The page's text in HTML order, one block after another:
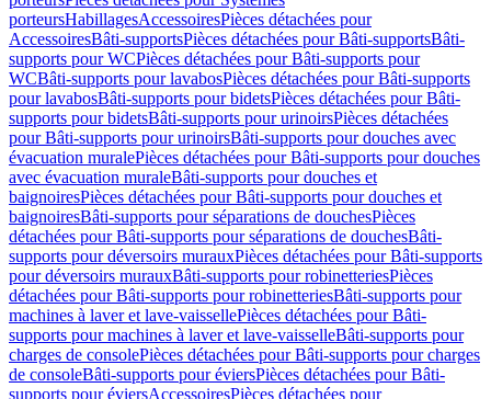
porteursHabillagesAccessoiresPièces détachées pour
AccessoiresBâti-supportsPièces détachées pour Bâti-supportsBâti-
supports pour WCPièces détachées pour Bâti-supports pour
WCBâti-supports pour lavabosPièces détachées pour Bâti-supports
pour lavabosBâti-supports pour bidetsPièces détachées pour Bâti-
supports pour bidetsBâti-supports pour urinoirsPièces détachées
pour Bâti-supports pour urinoirsBâti-supports pour douches avec
évacuation muralePièces détachées pour Bâti-supports pour douches
avec évacuation muraleBâti-supports pour douches et
baignoiresPièces détachées pour Bâti-supports pour douches et
baignoiresBâti-supports pour séparations de douchesPièces
détachées pour Bâti-supports pour séparations de douchesBâti-
supports pour déversoirs murauxPièces détachées pour Bâti-supports
pour déversoirs murauxBâti-supports pour robinetteriesPièces
détachées pour Bâti-supports pour robinetteriesBâti-supports pour
machines à laver et lave-vaissellePièces détachées pour Bâti-
supports pour machines à laver et lave-vaisselleBâti-supports pour
charges de consolePièces détachées pour Bâti-supports pour charges
de consoleBâti-supports pour éviersPièces détachées pour Bâti-
supports pour éviersAccessoiresPièces détachées pour